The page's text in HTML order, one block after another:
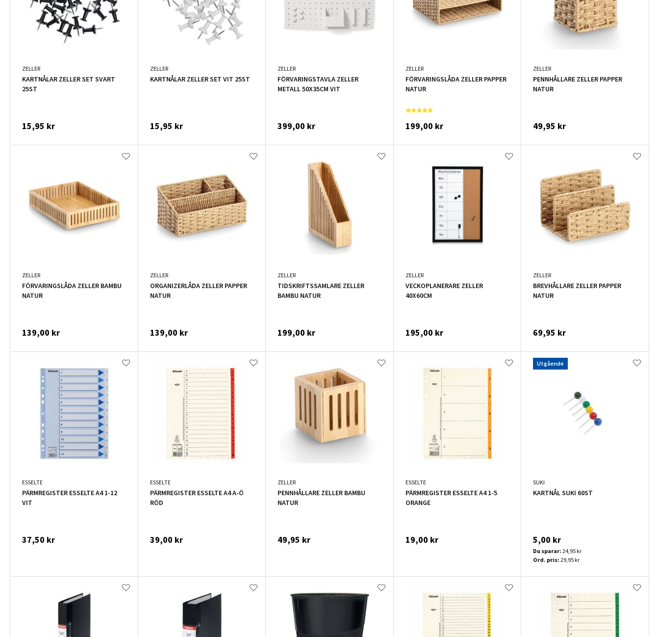
ZELLER
KARTNÅLAR ZELLER SET SVART
25ST
15,95 kr
ZELLER
KARTNÅLAR ZELLER SET VIT 25ST
15,95 kr
ZELLER
FÖRVARINGSTAVLA ZELLER
METALL 50X35CM VIT
399,00 kr
ZELLER
FÖRVARINGSLÅDA ZELLER PAPPER
NATUR
199,00 kr
ZELLER
PENNHÅLLARE ZELLER PAPPER
NATUR
49,95 kr
ZELLER
FÖRVARINGSLÅDA ZELLER BAMBU
NATUR
139,00 kr
ZELLER
ORGANIZERLÅDA ZELLER PAPPER
NATUR
139,00 kr
ZELLER
TIDSKRIFTSSAMLARE ZELLER
BAMBU NATUR
199,00 kr
ZELLER
VECKOPLANERARE ZELLER
40X60CM
195,00 kr
ZELLER
BREVHÅLLARE ZELLER PAPPER
NATUR
69,95 kr
ESSELTE
PÄRMREGISTER ESSELTE A4 1-12
VIT
37,50 kr
ESSELTE
PÄRMREGISTER ESSELTE A4 A-Ö
RÖD
39,00 kr
ZELLER
PENNHÅLLARE ZELLER BAMBU
NATUR
49,95 kr
ESSELTE
PÄRMREGISTER ESSELTE A4 1-5
ORANGE
19,00 kr
Utgående
SUKI
KARTNÅL SUKI 60ST
5,00 kr
Du sparar: 24,95 kr
Ord. pris: 29,95 kr